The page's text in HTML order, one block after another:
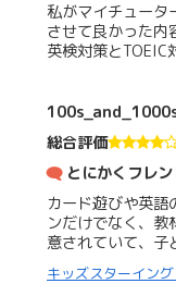
私がマイチュータ
させて良かった内
英検対策と
総合評価
とにかくフレ
カード遊びや英語
ンだけでなく、教
意されていて、
キッズスターイン